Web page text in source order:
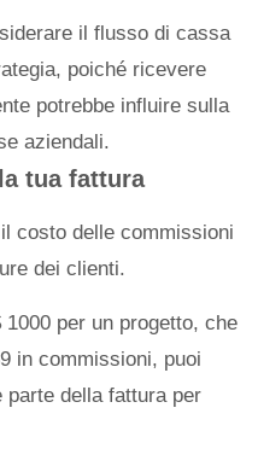
il flusso di cassa
poiché ricevere
potrebbe influire sulla
aziendali.
tua fattura
costo delle commissioni
dei clienti.
per un progetto, che
in commissioni, puoi
parte della fattura per